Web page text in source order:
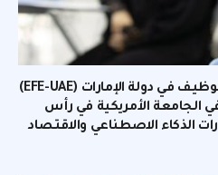
مؤسسة التعليم من أجل التوظيف في دولة الإمارات (EFE-UAE)
«أجيال 2026» في الجامعة الأمريكية في رأس
الذكاء الاصطناعي والاقتصاد